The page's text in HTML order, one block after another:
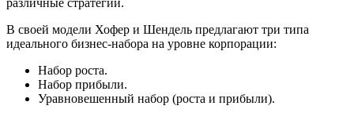
В своей модели Хофер и Шендель предлагают три типа
идеального бизнес-набора на уровне корпорации:
Набор роста.
Набор прибыли.
Уравновешенный набор (роста и прибыли).